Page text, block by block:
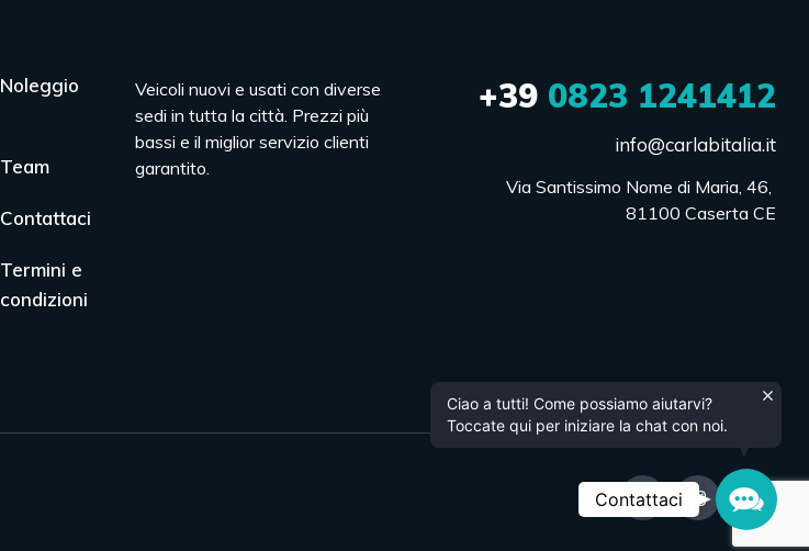
Noleggio
Team
Contattaci
Termini e
condizioni
Veicoli nuovi e usati con diverse
sedi in tutta la città. Prezzi più
bassi e il miglior servizio clienti
garantito.
+390823 1241412
info@carlabitalia.it
Via Santissimo Nome di Maria, 46,
81100 Caserta CE
Contattaci
Ciao a tutti! Come possiamo aiutarvi?
Toccate qui per iniziare la chat con noi.